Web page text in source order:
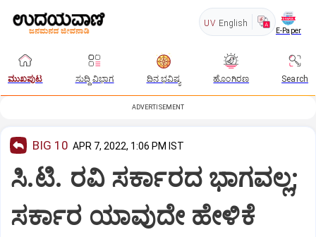
UV English
E-Paper
ಮುಖಪುಟ ಸುದ್ದಿ ವಿಭಾಗ ದಿನ ಭವಿಷ್ಯ ಹೊಂಗಿರಣ Search
ADVERTISEMENT
BIG 10 APR 7, 2022, 1:06 PM IST
ಸಿ.ಟಿ. ರವಿ ಸರ್ಕಾರದ ಭಾಗವಲ್ಲ;
ಸರ್ಕಾರ ಯಾವುದೇ ಹೇಳಿಕೆ